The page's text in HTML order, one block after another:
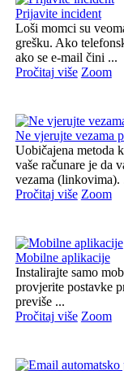
Prijavite incident
Loši momci su
grešku. Ako
ako se e-mail čini ...
Pročitaj više Zoom
Ne vjerujte vezama
Uobičajena metoda
vaše računare je da
vezama (linkovima).
Pročitaj više Zoom
Mobilne aplikacije
Instalirajte samo
provjerite postavke
previše ...
Pročitaj više Zoom